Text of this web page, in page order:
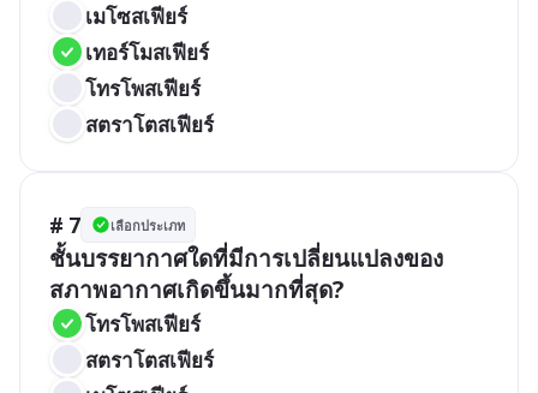
เมโซสเฟียร์
เทอร์โมสเฟียร์
โทรโพสเฟียร์
สตราโตสเฟียร์
# 7 เลือกประเภท
ชั้นบรรยากาศใดที่มีการเปลี่ยนแปลงของ
สภาพอากาศเกิดขึ้นมากที่สุด?
โทรโพสเฟียร์
สตราโตสเฟียร์